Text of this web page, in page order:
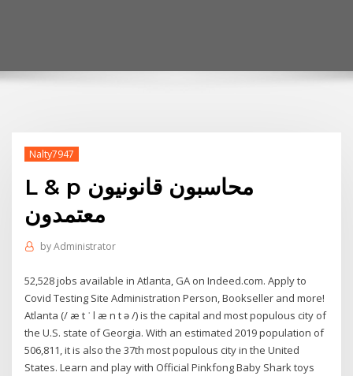
Nalty7947
L & p محاسبون قانونيون
معتمدون
byAdministrator
52,528 jobs available in Atlanta, GA on Indeed.com. Apply to
Covid Testing Site Administration Person, Bookseller and more!
Atlanta (/ æ t ˈ l æ n t ə /) is the capital and most populous city of
the U.S. state of Georgia. With an estimated 2019 population of
506,811, it is also the 37th most populous city in the United
States. ️Learn and play with Official Pinkfong Baby Shark toys